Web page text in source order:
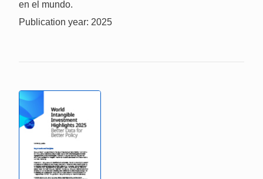
en el mundo.
Publication year: 2025